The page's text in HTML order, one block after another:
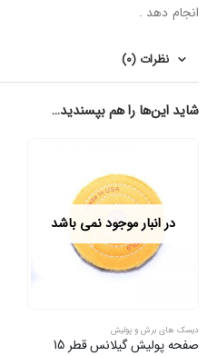
انجام دهد .
نظرات (0)
شاید این‌ها را هم بپسندید…
در انبار موجود نمی باشد
دیسک های برش و پولیش
صفحه پولیش گیلانس قطر 15